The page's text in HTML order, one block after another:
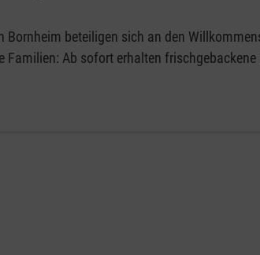
Bornheim beteiligen sich an den
Familien: Ab sofort erhalten